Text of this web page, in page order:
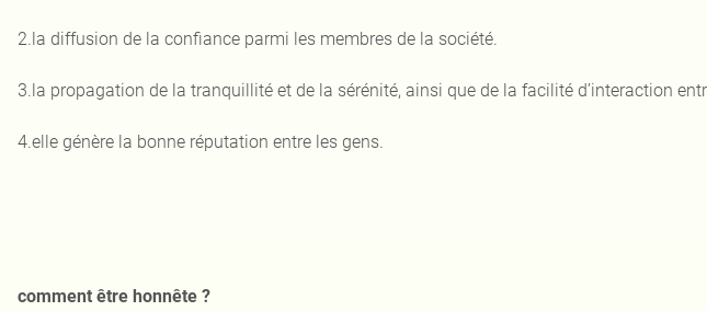
2.la diffusion de la confiance parmi les membres de la société.
3.la propagation de la tranquillité et de la sérénité, ainsi que de la facilité d’interaction
4.elle génère la bonne réputation entre les gens.
comment être honnête ?